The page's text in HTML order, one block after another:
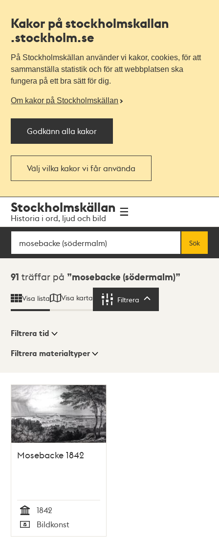
Kakor på stockholmskallan
.stockholm.se
På Stockholmskällan använder vi kakor, cookies, för att
sammanställa statistik och för att webbplatsen ska
fungera på ett bra sätt för dig.
Om kakor på Stockholmskällan
Godkänn alla kakor
Välj vilka kakor vi får använda
navigationen
huvudinnehållet
Stockholmskällan
Historia i ord, ljud och bild
Sök
Sök
Sökresultat
91 träffar på mosebacke (södermalm)
Visa lista Visa karta Filtrera
Visningsläge
ListaKarta
Filtrera tid
Filtrera materialtyper
träffar
Mosebacke 1842
Tid
1842
Typ
Bildkonst